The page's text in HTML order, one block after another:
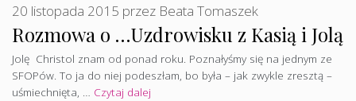
Rozmowa o …Uzdrowisku z Kasią i Jolą
20 listopada 2015 przez Beata Tomaszek
Jolę Christol znam od ponad roku. Poznałyśmy się na jednym ze
SFOPów. To ja do niej podeszłam, bo była – jak zwykle zresztą –
uśmiechnięta, … Czytaj dalej